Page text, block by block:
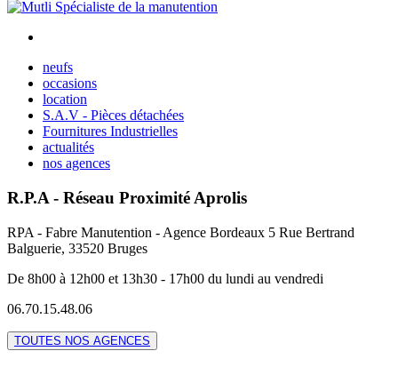
neufs
occasions
location
S.A.V - Pièces détachées
Fournitures Industrielles
actualités
nos agences
R.P.A - Réseau Proximité Aprolis
RPA - Fabre Manutention - Agence Bordeaux 5 Rue Bertrand
Balguerie, 33520 Bruges
De 8h00 à 12h00 et 13h30 - 17h00 du lundi au vendredi
06.70.15.48.06
TOUTES NOS AGENCES